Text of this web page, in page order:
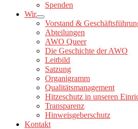
Spenden
Wir
Vorstand &
Abteilungen
AWO Queer
Die Geschichte der AWO
Leitbild
Satzung
Organigramm
Qualitätsmanagement
Hitzeschutz in unseren
Transparenz
Hinweisgeberschutz
Kontakt